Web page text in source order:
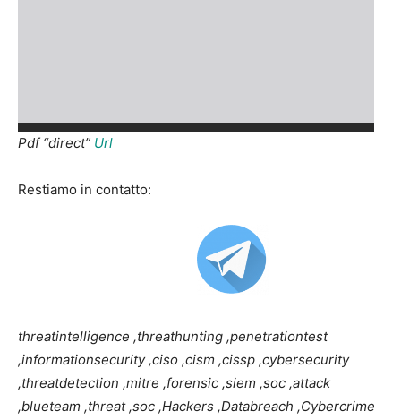
Pdf “direct” Url
Restiamo in contatto:
threatintelligence ,threathunting ,penetrationtest
,informationsecurity ,ciso ,cism ,cissp ,cybersecurity
,threatdetection ,mitre ,forensic ,siem ,soc ,attack
,blueteam ,threat ,soc ,Hackers ,Databreach ,Cybercrime